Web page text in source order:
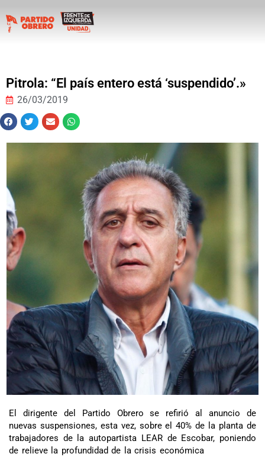
Pitrola: “El país entero está ‘suspendido’.»
26/03/2019
El dirigente del Partido Obrero se refirió al anuncio de
nuevas suspensiones, esta vez, sobre el 40% de la planta de
trabajadores de la autopartista LEAR de Escobar, poniendo
de relieve la profundidad de la crisis económica